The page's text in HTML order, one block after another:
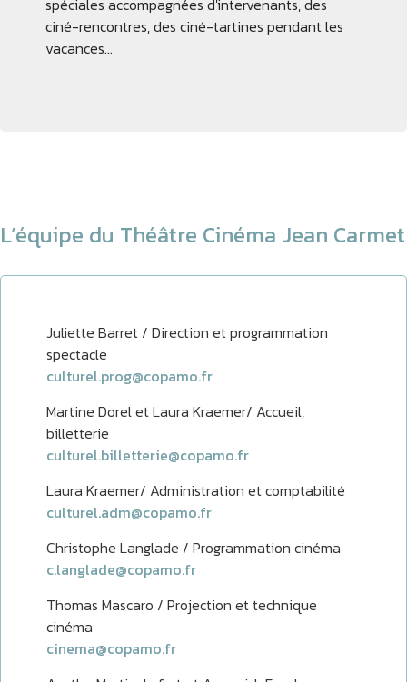
spéciales accompagnées d'intervenants, des
ciné-rencontres, des ciné-tartines pendant les
vacances…
L’équipe du Théâtre Cinéma Jean Carmet
Juliette Barret / Direction et programmation
spectacle
culturel.prog@copamo.fr
Martine Dorel et Laura Kraemer/ Accueil,
billetterie
culturel.billetterie@copamo.fr
Laura Kraemer/ Administration et comptabilité
culturel.adm@copamo.fr
Christophe Langlade / Programmation cinéma
c.langlade@copamo.fr
Thomas Mascaro / Projection et technique
cinéma
cinema@copamo.fr